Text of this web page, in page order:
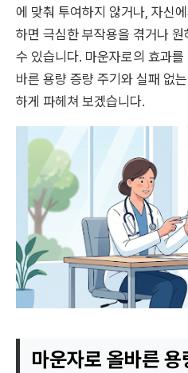
에 맞춰 투여하지 않거나, 자신
하면 극심한 부작용을 겪거나
수 있습니다. 마운자로의 효과
바른 용량 증량 주기와 실패 없
하게 파헤쳐 보겠습니다.
마운자로 올바른